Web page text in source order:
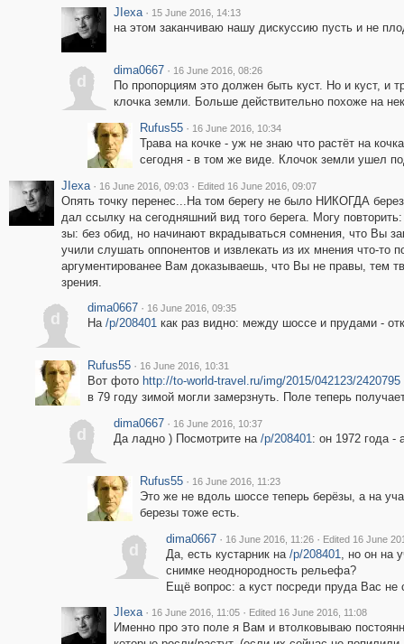
JIexa · 15 June 2016, 14:13
на этом заканчиваю нашу дискуссию пусть и не
d
dima0667 · 16 June 2016, 08:26
По пропорциям это должен быть куст. Но и куст, и
клочка земли. Больше действительно похоже на
Rufus55 · 16 June 2016, 10:34
Трава на кочке - уж не знаю что растёт на
сегодня - в том же виде. Клочок земли ушел
JIexa · 16 June 2016, 09:03 · Edited 16 June 2016, 09:07
Опять точку перенес...На том берегу не было НИКОГДА
дал ссылку на сегодняшний вид того берега. Могу
зы: без обид, но начинают вкрадываться сомнения, что Вы
учили слушать оппонентов и извлекать из их мнения что-
аргументированее Вам доказываешь, что Вы не правы, тем
зрения.
d
dima0667 · 16 June 2016, 09:35
На /p/208401как раз видно: между шоссе и прудами -
Rufus55 · 16 June 2016, 10:31
Вот фото http://to-world-travel.ru/img/2015/042123/2420795
в 79 году зимой могли замерзнуть. Поле теперь
d
dima0667 · 16 June 2016, 10:37
Да ладно ) Посмотрите на /p/208401: он 1972 года -
Rufus55 · 16 June 2016, 11:23
Это же не вдоль шоссе теперь берёзы, а на
березы тоже есть.
d
dima0667 · 16 June 2016, 11:26 · Edited 16 June
Да, есть кустарник на /p/208401, но он на
снимке неоднородность рельефа?
Ещё вопрос: а куст посреди пруда Вас не
JIexa · 16 June 2016, 11:05 · Edited 16 June 2016, 11:08
Именно про это поле я Вам и втолковываю